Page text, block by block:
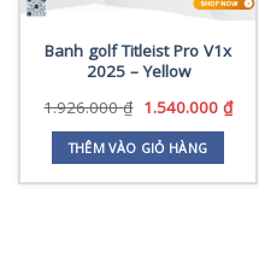
Banh golf Titleist Pro V1x
2025 – Yellow
1.926.000₫ Giá
là:
1.926.000 ₫.
1.540.000 ₫Giá
THÊM VÀO GIỎ HÀNG